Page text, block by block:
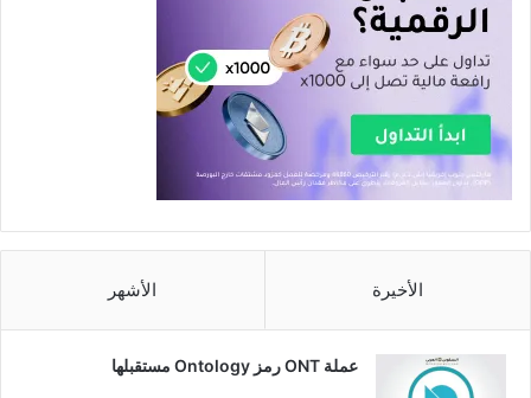
الأخيرة الأشهر
عملة ONT رمز Ontology مستقبلها